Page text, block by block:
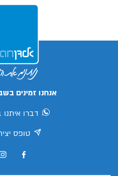
אנחנו זמינים
דברו
טופס